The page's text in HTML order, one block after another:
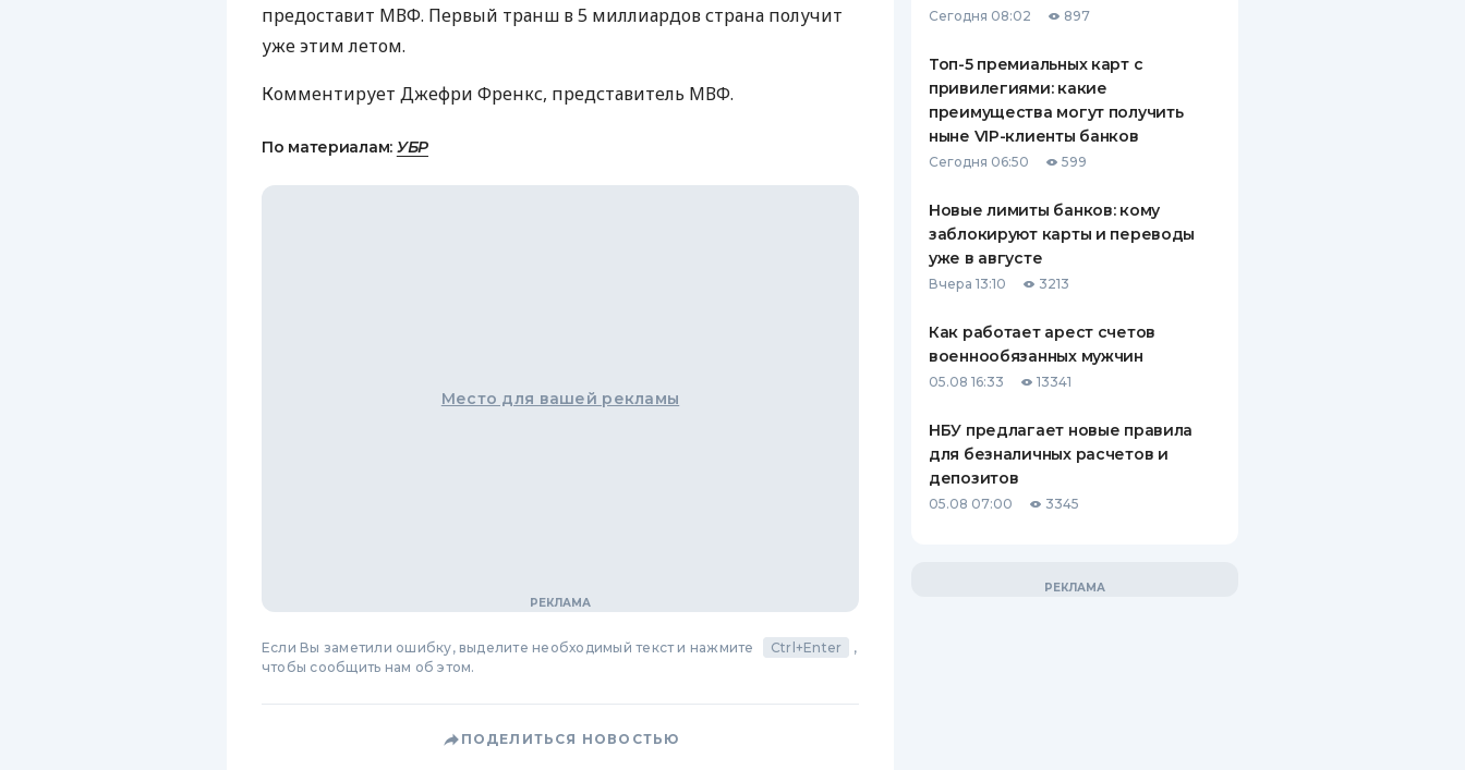
ВСЕ СТРАХОВЫЕ ПОЛИСЫ
СТРАХОВЫЕ КОМПАНИИ
КОМПАНИЯХ
КОНТАКТЫ
предоставит МВФ. Первый транш в 5 миллиардов страна получит
уже этим летом.
Комментирует Джефри Френкс, представитель МВФ.
По материалам: УБР
Место для вашей рекламы
Если Вы заметили ошибку, выделите необходимый текст и нажмите Ctrl+Enter
,
чтобы сообщить нам об этом.
ПОДЕЛИТЬСЯ НОВОСТЬЮ
Сегодня 08:02 897
Топ-5 премиальных карт с
привилегиями: какие
преимущества могут получить
ныне VIP-клиенты банков
Сегодня 06:50 599
Новые лимиты банков: кому
заблокируют карты и переводы
уже в августе
Вчера 13:10 3213
Как работает арест счетов
военнообязанных мужчин
05.08 16:33 13341
НБУ предлагает новые правила
для безналичных расчетов и
депозитов
05.08 07:00 3345